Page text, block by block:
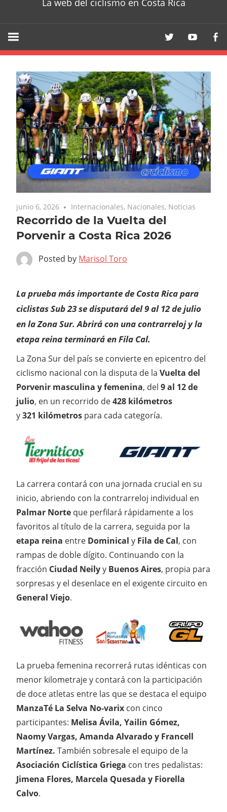
La web del ciclismo en Costa Rica
junio 6, 2026 Internacionales, Nacionales, Noticias
Recorrido de la Vuelta del
Porvenir a Costa Rica 2026
Posted by Marisol Toro
La prueba más importante de Costa Rica para
ciclistas Sub 23 se disputará del 9 al 12 de julio
en la Zona Sur. Abrirá con una contrarreloj y la
etapa reina terminará en Fila Cal.
La Zona Sur del país se convierte en epicentro del
ciclismo nacional con la disputa de la Vuelta del
Porvenir masculina y femenina, del 9 al 12 de
julio, en un recorrido de428 kilómetros
y321 kilómetros para cada categoría.
La carrera contará con una jornada crucial en su
inicio, abriendo con la contrarreloj individual en
Palmar Norte que perfilará rápidamente a los
favoritos al título de la carrera, seguida por la
etapa reina entre Dominical y Fila de Cal, con
rampas de doble dígito. Continuando con la
fracción Ciudad Neilyy Buenos Aires, propia para
sorpresas y el desenlace en el exigente circuito en
General Viejo.
La prueba femenina recorrerá rutas idénticas con
menor kilometraje y contará con la participación
de doce atletas entre las que se destaca el equipo
ManzaTé La Selva No-varix con cinco
participantes: Melisa Ávila, Yailin Gómez,
Naomy Vargas, Amanda Alvarado y Francell
Martínez. También sobresale el equipo de la
Asociación Ciclística Griega con tres pedalistas:
Jimena Flores, Marcela Quesada y Fiorella
Calvo.